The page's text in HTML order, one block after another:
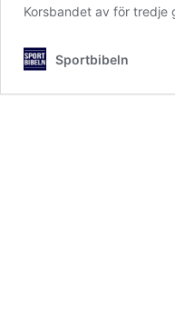
Korsbandet av för tredje
Sportbibeln